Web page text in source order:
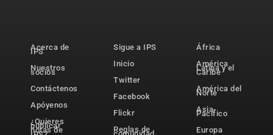
Acerca de
IPS
Nuestros
socios
Contáctenos
Apóyenos
¿Quieres
publicar
notas de
Sigue a IPS
Inicio
Twitter
Facebook
Flickr
Reglas de
África
América
Latina y el
Caribe
América del
Norte
Asia-
Pacífico
Europa